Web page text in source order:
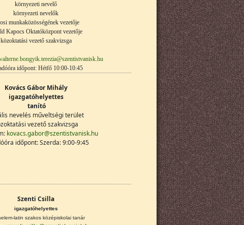
környezeti nevelő
környezeti nevelők
munkaközösségének vezetője
Kapocs Oktatóközpont vezetője
közoktatási vezető szakvizsga
időpont: Hétfő 10:00-10:45
Kovács Gábor Mihály
igazgatóhelyettes
tanító
nevelés műveltségi terület
vezető szakvizsga
kovacs.gabor@szentistvanisk.hu
időpont: Szerda: 9:00-9:45
Szenti Csilla
igazgatóhelyettes
latin szakos középiskolai tanár